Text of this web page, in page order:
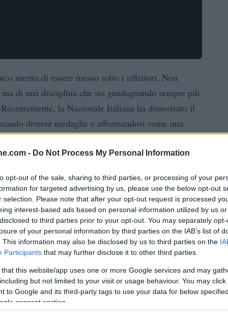
- Do Not Process My Personal Information
opt-out of the sale, sharing to third parties, or processing of your
for targeted advertising by us, please use the below opt-out
selection. Please note that after your opt-out request is processed
interest-based ads based on personal information utilized by us
to third parties prior to your opt-out. You may separately
of your personal information by third parties on the IAB’s list of
This information may also be disclosed by us to third parties on the
Participants that may further disclose it to other third parties.
that this website/app uses one or more Google services and may
but not limited to your visit or usage behaviour. You may
to Google and its third-party tags to use your data for below
consent section.
merita di essere messo sotto i riflettori. Non
di una disciplina che sta guadagnando sempre più
la Nazionale Italiana ha dimostrato il
diverse medaglie e affermandosi come una
si cela dietro questi successi? Quale significato
ha raggiunto un nuovo apice, vincendo il
il Belgio in una finale emozionante. I nostri eroi,
a casa il titolo, seguiti da Luigi Iannone e
gradino del podio. E non finisce qui: il bilancio
con un totale di 4 medaglie d’oro, 1
solo numeri, ma il frutto di anni di dedizione e